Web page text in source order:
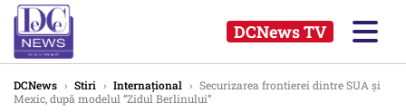
DCNews TV
DCNews › Stiri › Internațional › Securizarea frontierei dintre SUA și
Mexic, după modelul ”Zidul Berlinului”